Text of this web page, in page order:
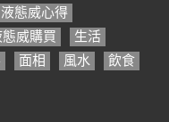
液態威心得
威購買
生活
面相 風水 飲食